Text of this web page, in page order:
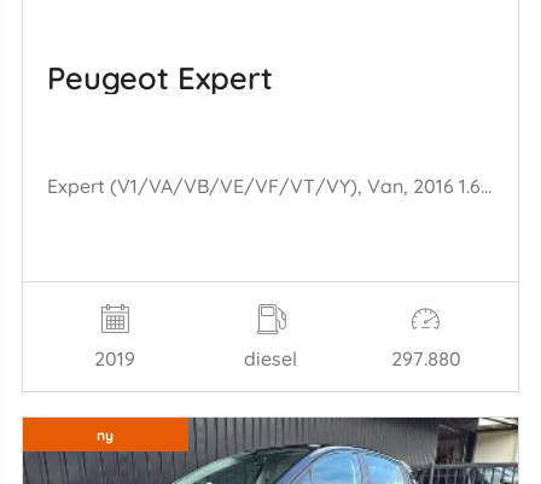
Peugeot Expert
Expert (V1/VA/VB/VE/VF/VT/VY), Van, 2016 1.6 Blue HDi 95 16V
2019 diesel 297.880
ny